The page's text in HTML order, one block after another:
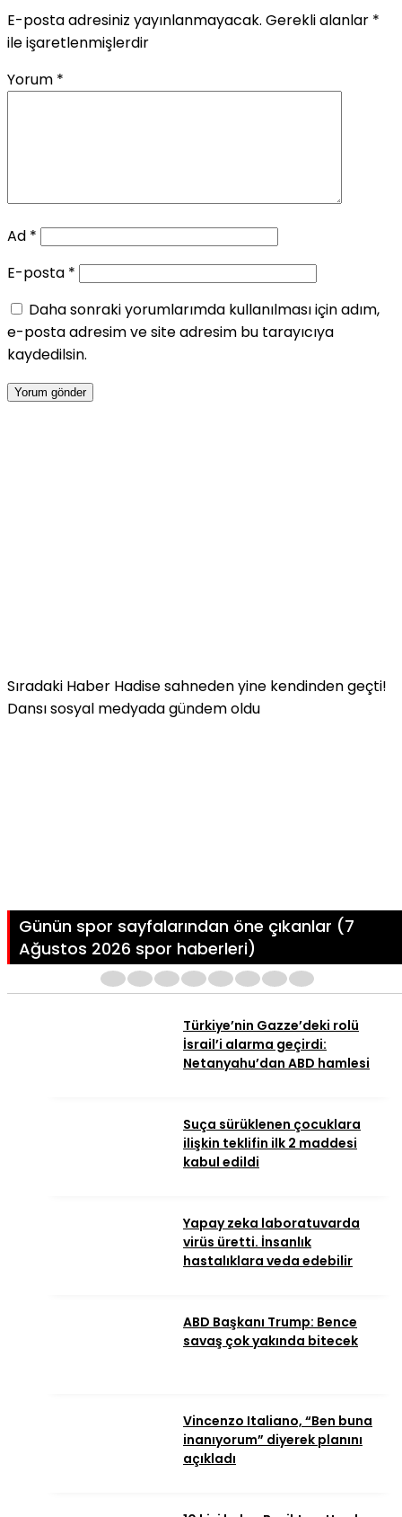
E-posta adresiniz yayınlanmayacak. Gerekli alanlar *
ile işaretlenmişlerdir
Yorum *
Ad *
E-posta *
Daha sonraki yorumlarımda kullanılması için adım,
e-posta adresim ve site adresim bu tarayıcıya
kaydedilsin.
Sıradaki Haber Hadise sahneden yine kendinden geçti!
Dansı sosyal medyada gündem oldu
Günün spor sayfalarından öne çıkanlar (7
Ağustos 2026 spor haberleri)
Türkiye’nin Gazze’deki rolü
İsrail’i alarma geçirdi:
Netanyahu’dan ABD hamlesi
Suça sürüklenen çocuklara
ilişkin teklifin ilk 2 maddesi
kabul edildi
Yapay zeka laboratuvarda
virüs üretti. İnsanlık
hastalıklara veda edebilir
ABD Başkanı Trump: Bence
savaş çok yakında bitecek
Vincenzo Italiano, “Ben buna
inanıyorum” diyerek planını
açıkladı